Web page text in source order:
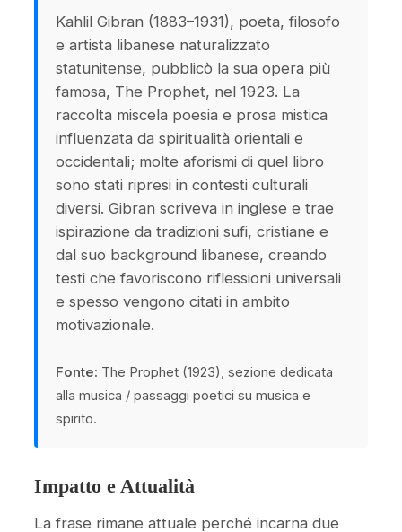
Kahlil Gibran (1883–1931), poeta, filosofo
e artista libanese naturalizzato
statunitense, pubblicò la sua opera più
famosa, The Prophet, nel 1923. La
raccolta miscela poesia e prosa mistica
influenzata da spiritualità orientali e
occidentali; molte aforismi di quel libro
sono stati ripresi in contesti culturali
diversi. Gibran scriveva in inglese e trae
ispirazione da tradizioni sufi, cristiane e
dal suo background libanese, creando
testi che favoriscono riflessioni universali
e spesso vengono citati in ambito
motivazionale.
Fonte: The Prophet (1923), sezione dedicata
alla musica / passaggi poetici su musica e
spirito.
Impatto e Attualità
La frase rimane attuale perché incarna due